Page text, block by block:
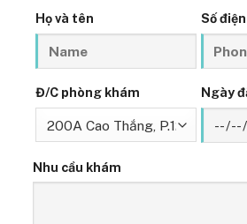
Họ và tên Số
Đ/C phòng khám Ngày
Nhu cầu khám